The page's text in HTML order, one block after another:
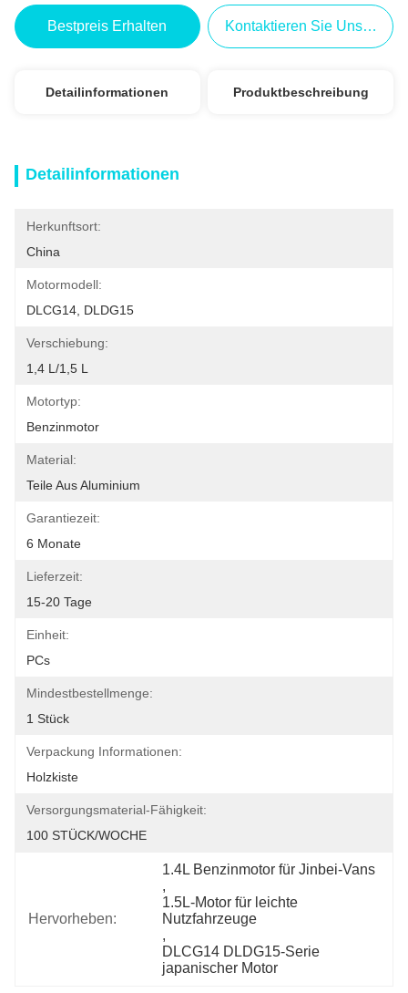
Bestpreis Erhalten Kontaktieren Sie Uns Jetzt
Detailinformationen Produktbeschreibung
Detailinformationen
Herkunftsort:
China
Motormodell:
DLCG14, DLDG15
Verschiebung:
1,4 L/1,5 L
Motortyp:
Benzinmotor
Material:
Teile Aus Aluminium
Garantiezeit:
6 Monate
Lieferzeit:
15-20 Tage
Einheit:
PCs
Mindestbestellmenge:
1 Stück
Verpackung Informationen:
Holzkiste
Versorgungsmaterial-Fähigkeit:
100 STÜCK/WOCHE
Hervorheben:
1.4L Benzinmotor für Jinbei-Vans
,
1.5L-Motor für leichte
Nutzfahrzeuge
,
DLCG14 DLDG15-Serie
japanischer Motor